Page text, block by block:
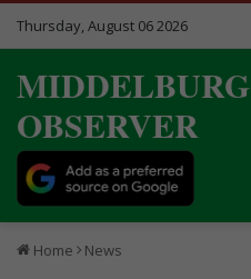
Thursday, August 06 2026
MIDDELBURG
OBSERVER
Home News